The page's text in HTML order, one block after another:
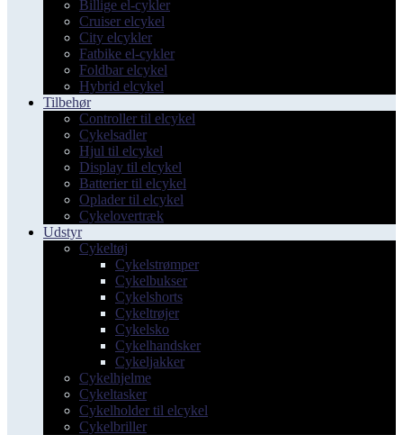
Billige el-cykler
Cruiser elcykel
City elcykler
Fatbike el-cykler
Foldbar elcykel
Hybrid elcykel
Tilbehør
Controller til elcykel
Cykelsadler
Hjul til elcykel
Display til elcykel
Batterier til elcykel
Oplader til elcykel
Cykelovertræk
Udstyr
Cykeltøj
Cykelstrømper
Cykelbukser
Cykelshorts
Cykeltrøjer
Cykelsko
Cykelhandsker
Cykeljakker
Cykelhjelme
Cykeltasker
Cykelholder til elcykel
Cykelbriller